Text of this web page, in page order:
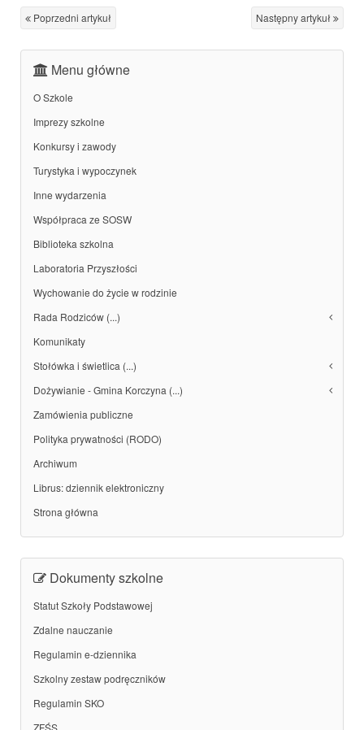
Poprzedni artykuł Następny artykuł
Menu główne
O Szkole
Imprezy szkolne
Konkursy i zawody
Turystyka i wypoczynek
Inne wydarzenia
Współpraca ze SOSW
Biblioteka szkolna
Laboratoria Przyszłości
Wychowanie do życie w rodzinie
Rada Rodziców (...)
Komunikaty
Stołówka i świetlica (...)
Dożywianie - Gmina Korczyna (...)
Zamówienia publiczne
Polityka prywatności (RODO)
Archiwum
Librus: dziennik elektroniczny
Strona główna
Dokumenty szkolne
Statut Szkoły Podstawowej
Zdalne nauczanie
Regulamin e-dziennika
Szkolny zestaw podręczników
Regulamin SKO
ZFŚS